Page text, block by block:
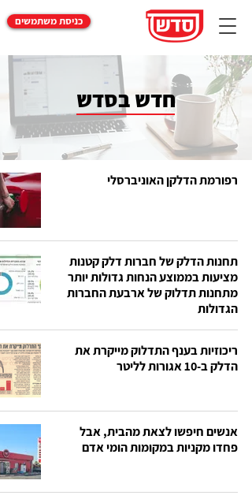
כניסת משתמשים
חדש בסדש
רפורמת הדלקן האוניברסלי
תחנות הדלק של חברות דלק קטנות
מציעות בממוצע הנחות גדולות יותר
מתחנות תדלוק של ארבעת החברות
הגדולות
ריכוזיות בענף התדלוק מייקרת את
הדלק ב-10 אגורות לליטר
אנשים חיפשו לצאת מהבית, אבל
פחדו מקניות במקומות הומי אדם